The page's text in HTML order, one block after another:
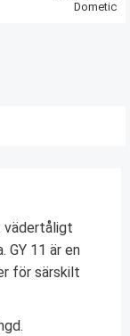
Dometic
vädertåligt
GY 11 är en
för särskilt